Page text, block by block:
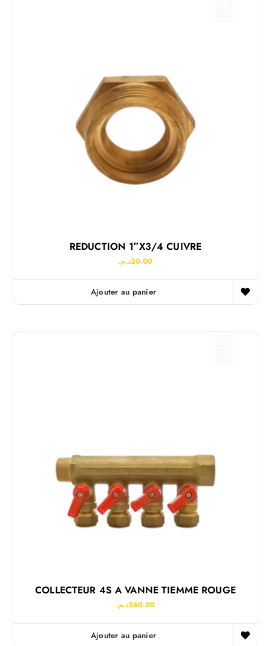
REDUCTION 1″x3/4 CUIVRE
20.00د.م.
Ajouter au panier
COLLECTEUR 4S A VANNE TIEMME ROUGE
360.00د.م.
Ajouter au panier